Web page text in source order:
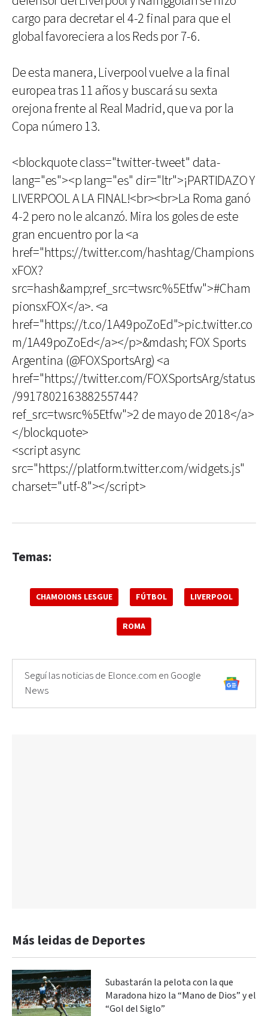
cargo para decretar el 4-2 final para que el
global favoreciera a los Reds por 7-6.
De esta manera, Liverpool vuelve a la final
europea tras 11 años y buscará su sexta
orejona frente al Real Madrid, que va por la
Copa número 13.
<blockquote class="twitter-tweet" data-
lang="es"><p lang="es" dir="ltr">¡PARTIDAZO Y
LIVERPOOL A LA FINAL!<br><br>La Roma ganó
4-2 pero no le alcanzó. Mira los goles de este
gran encuentro por la <a
href="https://twitter.com/hashtag/Champions
xFOX?
src=hash&amp;ref_src=twsrc%5Etfw">#Cham
pionsxFOX</a>. <a
href="https://t.co/1A49poZoEd">pic.twitter.co
m/1A49poZoEd</a></p>&mdash; FOX Sports
Argentina (@FOXSportsArg) <a
href="https://twitter.com/FOXSportsArg/status
/991780216388255744?
ref_src=twsrc%5Etfw">2 de mayo de 2018</a>
</blockquote>
<script async
src="https://platform.twitter.com/widgets.js"
charset="utf-8"></script>
Temas:
CHAMOIONS LESGUE FÚTBOL LIVERPOOL
ROMA
Seguí las noticias de Elonce.com en Google
News
Más leidas de Deportes
Subastarán la pelota con la que
Maradona hizo la “Mano de Dios” y el
“Gol del Siglo”